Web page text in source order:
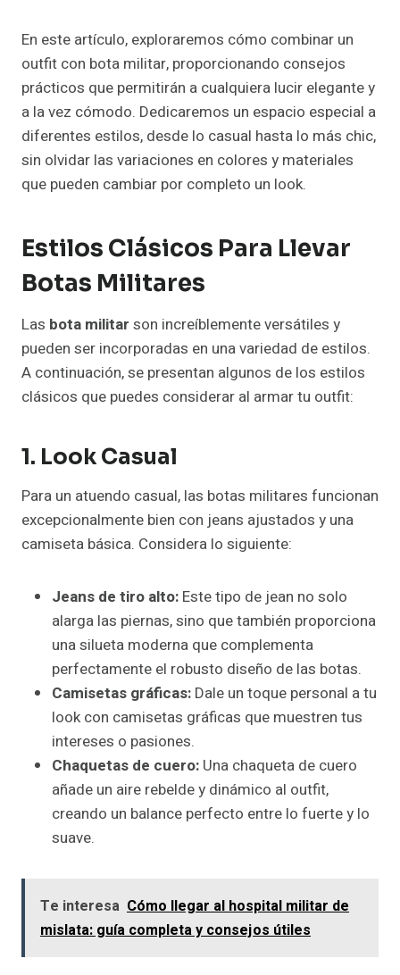
En este artículo, exploraremos cómo combinar un
outfit con bota militar, proporcionando consejos
prácticos que permitirán a cualquiera lucir elegante y
a la vez cómodo. Dedicaremos un espacio especial a
diferentes estilos, desde lo casual hasta lo más chic,
sin olvidar las variaciones en colores y materiales
que pueden cambiar por completo un look.
Estilos Clásicos Para Llevar
Botas Militares
Las bota militar son increíblemente versátiles y
pueden ser incorporadas en una variedad de estilos.
A continuación, se presentan algunos de los estilos
clásicos que puedes considerar al armar tu outfit:
1. Look Casual
Para un atuendo casual, las botas militares funcionan
excepcionalmente bien con jeans ajustados y una
camiseta básica. Considera lo siguiente:
Jeans de tiro alto: Este tipo de jean no solo
alarga las piernas, sino que también proporciona
una silueta moderna que complementa
perfectamente el robusto diseño de las botas.
Camisetas gráficas: Dale un toque personal a tu
look con camisetas gráficas que muestren tus
intereses o pasiones.
Chaquetas de cuero: Una chaqueta de cuero
añade un aire rebelde y dinámico al outfit,
creando un balance perfecto entre lo fuerte y lo
suave.
Te interesa Cómo llegar al hospital militar de
mislata: guía completa y consejos útiles